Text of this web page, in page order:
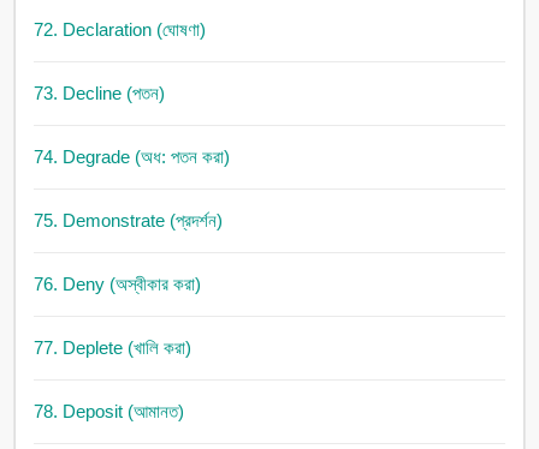
72. Declaration (ঘোষণা)
73. Decline (পতন)
74. Degrade (অধ: পতন করা)
75. Demonstrate (প্রদর্শন)
76. Deny (অস্বীকার করা)
77. Deplete (খালি করা)
78. Deposit (আমানত)